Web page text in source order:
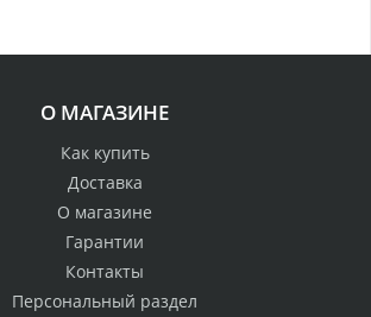
О МАГАЗИНЕ
Как купить
Доставка
О магазине
Гарантии
Контакты
Персональный раздел